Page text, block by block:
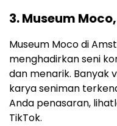
3. Museum
Museum Moco di
menghadirkan seni
dan menarik. Banyak
karya seniman
Anda penasaran,
TikTok.